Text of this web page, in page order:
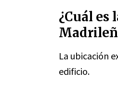
¿Cuál es
La ubicación
edificio.